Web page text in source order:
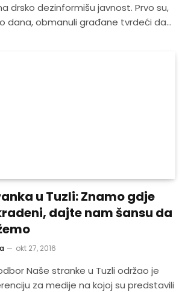
drsko dezinformišu javnost. Prvo su,
dana, obmanuli građane tvrdeći da…
u Tuzli: Znamo gdje
dajte nam šansu da
okt 27, 2016
Naše stranke u Tuzli održao je
za medije na kojoj su predstavili